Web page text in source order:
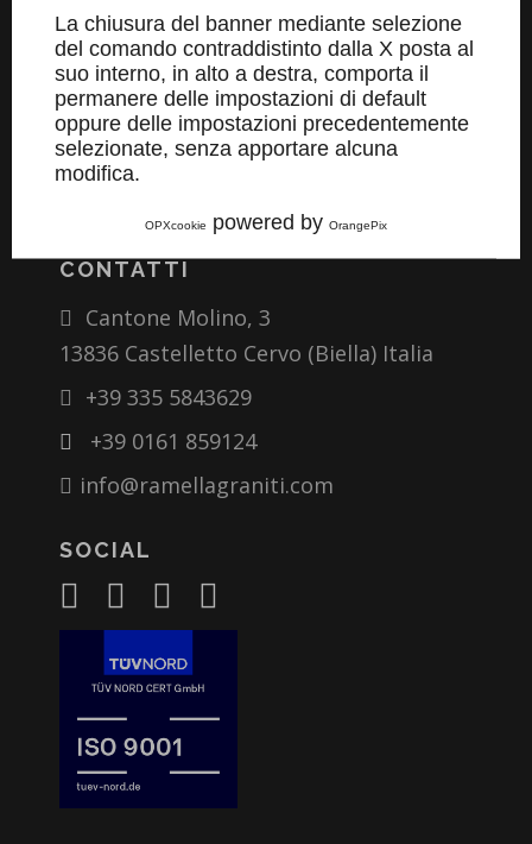
La chiusura del banner mediante selezione
del comando contraddistinto dalla X posta al
suo interno, in alto a destra, comporta il
permanere delle impostazioni di default
oppure delle impostazioni precedentemente
selezionate, senza apportare alcuna
modifica.
OPXcookie powered by OrangePix
Sfioro Griglia Piscina
Cargo Griglia Urbana
Brochure e Certificazioni
Realizzazioni
CONTATTI
Cantone Molino, 3
13836 Castelletto Cervo (Biella) Italia
+39 335 5843629
+39 0161 859124
info@ramellagraniti.com
SOCIAL